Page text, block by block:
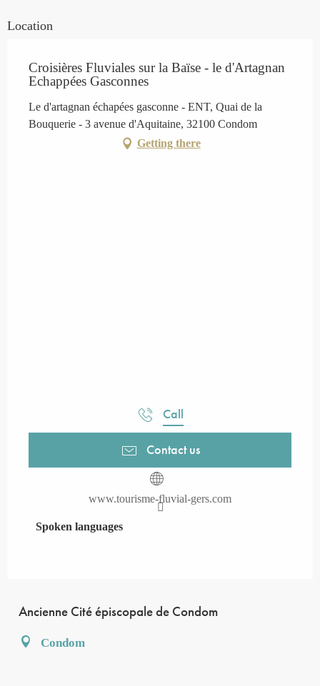
Location
Croisières Fluviales sur la Baïse - le d'Artagnan
Echappées Gasconnes
Le d'artagnan échapées gasconne - ENT, Quai de la
Bouquerie - 3 avenue d'Aquitaine, 32100 Condom
Getting there
Call
Contact us
www.tourisme-fluvial-gers.com
Spoken languages
Spoken languages
Ancienne Cité épiscopale de Condom
Condom